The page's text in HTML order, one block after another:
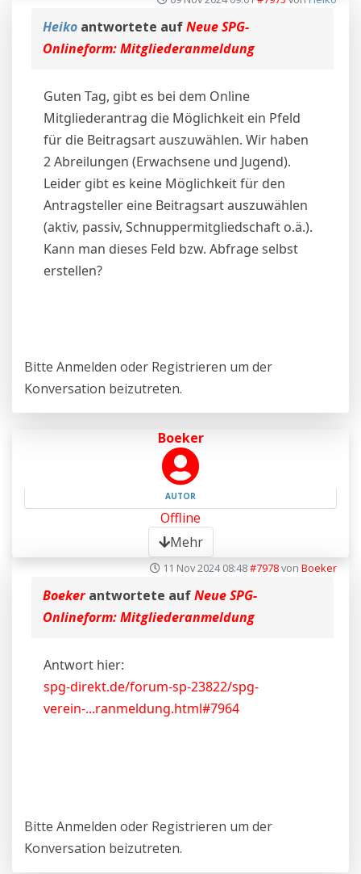
Heiko antwortete aufNeue SPG-
Onlineform: Mitgliederanmeldung
Guten Tag, gibt es bei dem Online
Mitgliederantrag die Möglichkeit ein Pfeld
für die Beitragsart auszuwählen. Wir haben
2 Abreilungen (Erwachsene und Jugend).
Leider gibt es keine Möglichkeit für den
Antragsteller eine Beitragsart auszuwählen
(aktiv, passiv, Schnuppermitgliedschaft o.ä.).
Kann man dieses Feld bzw. Abfrage selbst
erstellen?
Bitte Anmelden oder Registrieren um der
Konversation beizutreten.
Boeker
AUTOR
Offline
Mehr
11 Nov 2024 08:48#7978von Boeker
Boekerantwortete aufNeue SPG-
Onlineform: Mitgliederanmeldung
Antwort hier:
spg-direkt.de/forum-sp-23822/spg-
verein-...ranmeldung.html#7964
Bitte Anmelden oder Registrieren um der
Konversation beizutreten.